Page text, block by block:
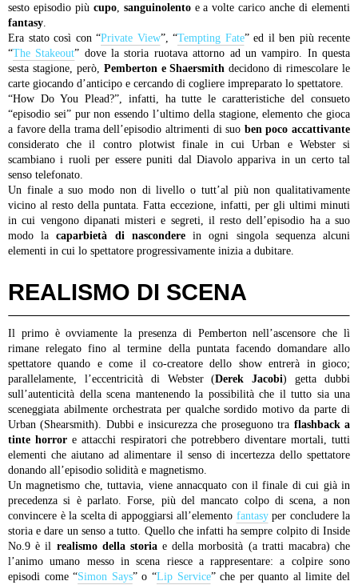
sesto episodio più cupo, sanguinolentoe a volte carico anche di elementi
fantasy.
Era stato così con “Private View”, “Tempting Fate” ed il ben più recente
“The Stakeout” dove la storia ruotava attorno ad un vampiro. In questa
sesta stagione, però, Pemberton e Shaersmith decidono di rimescolare le
carte giocando d’anticipo e cercando di cogliere impreparato lo spettatore.
“How Do You Plead?”, infatti, ha tutte le caratteristiche del consueto
“episodio sei” pur non essendo l’ultimo della stagione, elemento che gioca
a favore della trama dell’episodio altrimenti di suo ben poco accattivante
considerato che il contro plotwist finale in cui Urban e Webster si
scambiano i ruoli per essere puniti dal Diavolo appariva in un certo tal
senso telefonato.
Un finale a suo modo non di livello o tutt’al più non qualitativamente
vicino al resto della puntata. Fatta eccezione, infatti, per gli ultimi minuti
in cui vengono dipanati misteri e segreti, il resto dell’episodio ha a suo
modo lacaparbietà di nasconderein ogni singola sequenza alcuni
elementi in cui lo spettatore progressivamente inizia a dubitare.
REALISMO DI SCENA
Il primo è ovviamente la presenza di Pemberton nell’ascensore che lì
rimane relegato fino al termine della puntata facendo domandare allo
spettatore quando e come il co-creatore dello show entrerà in gioco;
parallelamente, l’eccentricità di Webster (Derek Jacobi) getta dubbi
sull’autenticità della scena mantenendo la possibilità che il tutto sia una
sceneggiata abilmente orchestrata per qualche sordido motivo da parte di
Urban (Shearsmith). Dubbi e insicurezza che proseguono tra flashback a
tinte horrore attacchi respiratori che potrebbero diventare mortali, tutti
elementi che aiutano ad alimentare il senso di incertezza dello spettatore
donando all’episodio solidità e magnetismo.
Un magnetismo che, tuttavia, viene annacquato con il finale di cui già in
precedenza si è parlato. Forse, più del mancato colpo di scena, a non
convincere è la scelta di appoggiarsi all’elemento fantasyper concludere la
storia e dare un senso a tutto. Quello che infatti ha sempre colpito di Inside
No.9 è il realismo della storiae della morbosità (a tratti macabra) che
l’animo umano messo in scena riesce a rappresentare: a colpire sono
episodi come “Simon Says” o “Lip Service” che per quanto al limite del